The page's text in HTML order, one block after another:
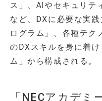
ス」、AIやセキュリテ
など、DXに必要な実
ログラム」、各種テク
のDXスキルを身に着
ム」から構成される。
「NECアカデミ